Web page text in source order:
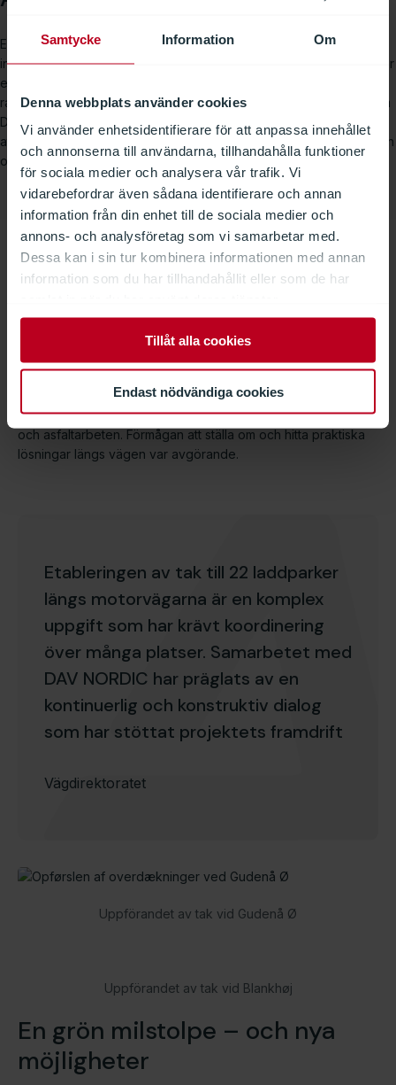
Samtycke Information Om
Denna webbplats använder cookies
Vi använder enhetsidentifierare för att anpassa innehållet
och annonserna till användarna, tillhandahålla funktioner
för sociala medier och analysera vår trafik. Vi
vidarebefordrar även sådana identifierare och annan
information från din enhet till de sociala medier och
annons- och analysföretag som vi samarbetar med.
Dessa kan i sin tur kombinera informationen med annan
information som du har tillhandahållit eller som de har
Tillåt alla cookies
Endast nödvändiga cookies
Enligt Vägdirektoratet är projektet inte enbart ett tekniskt lyft för
infrastrukturen, utan också en satsning på användarupplevelsen för
elbilister. De nya laddparkerna är strategiskt placerade vid
rastplatser, vilket gör det möjligt att genomföra längre resor genom
Danmark utan omvägar för laddning. Infrastrukturen är utformad så
att det är lätt att hitta en ledig laddplats, ta pauser under laddningen
och fortsätta resan med minsta möjliga besvär.
Flexibilitet och samarbete i
centrum
Samarbetet med Vägdirektoratet har varit omfattande och
mångfacetterat. Med hela sju olika entreprenadledare som
kontaktpersoner under projektets gång ställdes höga krav på
koordinering. Dessutom justerades byggordningen löpande,
bland annat till följd av väderrelaterade förseningar i mark-
och asfaltarbeten. Förmågan att ställa om och hitta praktiska
lösningar längs vägen var avgörande.
Etableringen av tak till 22 laddparker
längs motorvägarna är en komplex
uppgift som har krävt koordinering
över många platser. Samarbetet med
DAV NORDIC har präglats av en
kontinuerlig och konstruktiv dialog
som har stöttat projektets framdrift
Vägdirektoratet
Uppförandet av tak vid Gudenå Ø
Uppförandet av tak vid Blankhøj
En grön milstolpe – och nya
möjligheter